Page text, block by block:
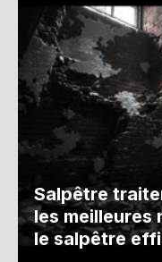
Salpêtre
les meilleures
le salpêtre